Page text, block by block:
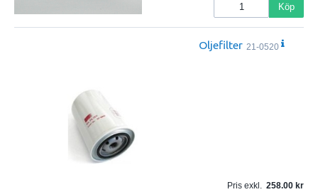
Köp
Oljefilter 21-0520
Pris exkl. 258.00